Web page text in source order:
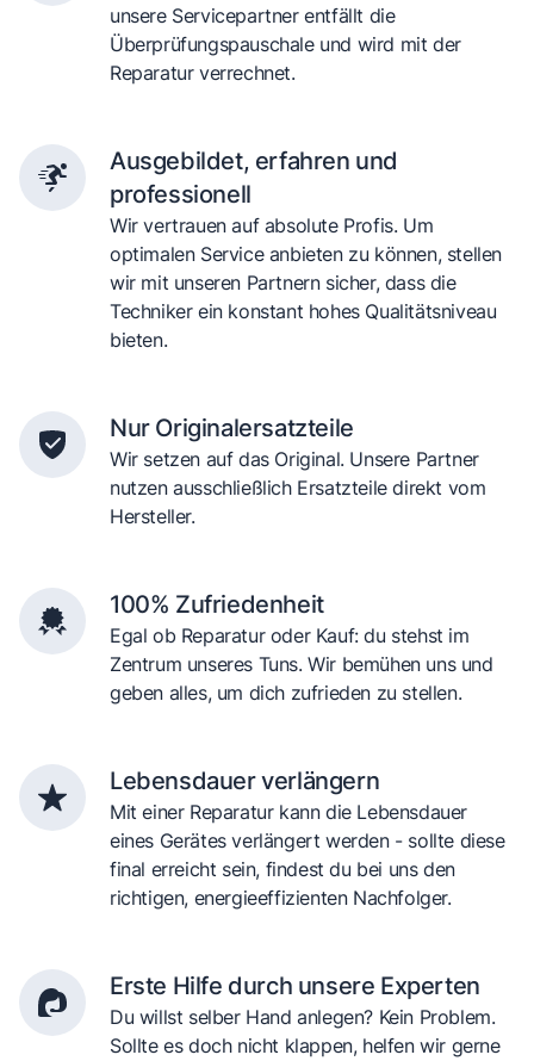
unsere Servicepartner entfällt die
Überprüfungspauschale und wird mit der
Reparatur verrechnet.
Ausgebildet, erfahren und
professionell
Wir vertrauen auf absolute Profis. Um
optimalen Service anbieten zu können, stellen
wir mit unseren Partnern sicher, dass die
Techniker ein konstant hohes Qualitätsniveau
bieten.
Nur Originalersatzteile
Wir setzen auf das Original. Unsere Partner
nutzen ausschließlich Ersatzteile direkt vom
Hersteller.
100% Zufriedenheit
Egal ob Reparatur oder Kauf: du stehst im
Zentrum unseres Tuns. Wir bemühen uns und
geben alles, um dich zufrieden zu stellen.
Lebensdauer verlängern
Mit einer Reparatur kann die Lebensdauer
eines Gerätes verlängert werden - sollte diese
final erreicht sein, findest du bei uns den
richtigen, energieeffizienten Nachfolger.
Erste Hilfe durch unsere Experten
Du willst selber Hand anlegen? Kein Problem.
Sollte es doch nicht klappen, helfen wir gerne